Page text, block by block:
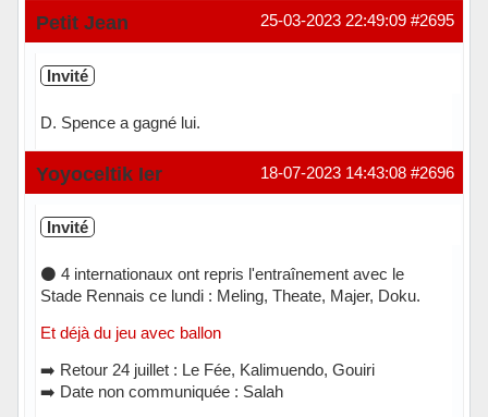
#2695
25-03-2023 22:49:09
Petit Jean
Invité
D. Spence a gagné lui.
#2696
18-07-2023 14:43:08
Yoyoceltik Ier
Invité
⚫ 4 internationaux ont repris l'entraînement avec le
Stade Rennais ce lundi : Meling, Theate, Majer, Doku.
Et déjà du jeu avec ballon
➡️ Retour 24 juillet : Le Fée, Kalimuendo, Gouiri
➡️ Date non communiquée : Salah